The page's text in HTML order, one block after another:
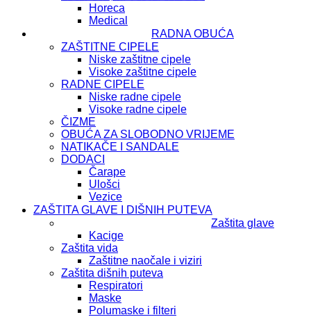
Horeca
Medical
RADNA OBUĆA
ZAŠTITNE CIPELE
Niske zaštitne cipele
Visoke zaštitne cipele
RADNE CIPELE
Niske radne cipele
Visoke radne cipele
ČIZME
OBUĆA ZA SLOBODNO VRIJEME
NATIKAČE I SANDALE
DODACI
Čarape
Ulošci
Vezice
ZAŠTITA GLAVE I DIŠNIH PUTEVA
Zaštita glave
Kacige
Zaštita vida
Zaštitne naočale i viziri
Zaštita dišnih puteva
Respiratori
Maske
Polumaske i filteri